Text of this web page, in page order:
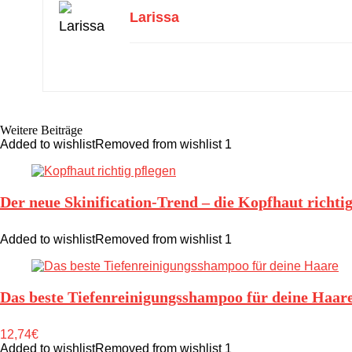
Larissa
Weitere Beiträge
Added to wishlistRemoved from wishlist 1
Der neue Skinification-Trend – die Kopfhaut
Added to wishlistRemoved from wishlist 1
Das beste Tiefenreinigungsshampoo für deine
12,74€
Added to wishlistRemoved from wishlist 1